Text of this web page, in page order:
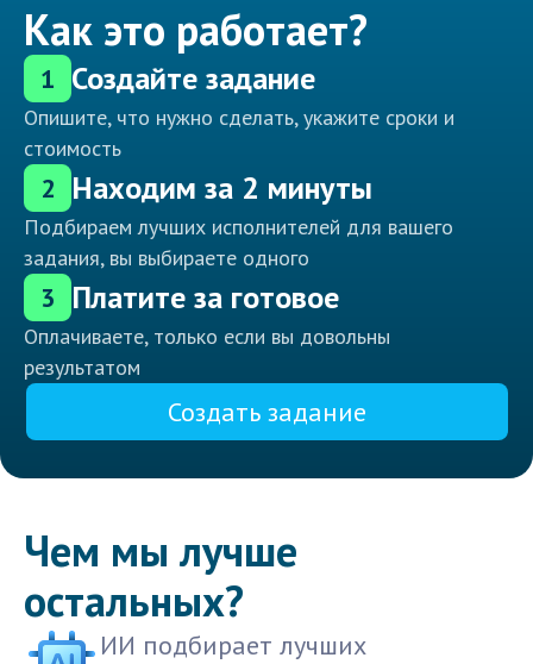
Как это работает?
1 Создайте задание
Опишите, что нужно сделать, укажите сроки и
стоимость
2 Находим за 2 минуты
Подбираем лучших исполнителей для вашего
задания, вы выбираете одного
3 Платите за готовое
Оплачиваете, только если вы довольны
результатом
Создать задание
Чем мы лучше
остальных?
ИИ подбирает лучших